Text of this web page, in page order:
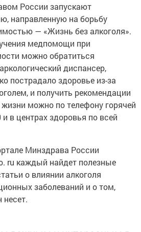
России запускают
направленную на борьбу
— «Жизнь без алкоголя».
медпомощи при
можно обратиться
диспансер,
пострадало здоровье из-за
и получить рекомендации
можно по телефону горячей
в центрах здоровья по всей
Минздрава России
ru каждый найдет полезные
о влиянии алкоголя
заболеваний и о том,
несет.